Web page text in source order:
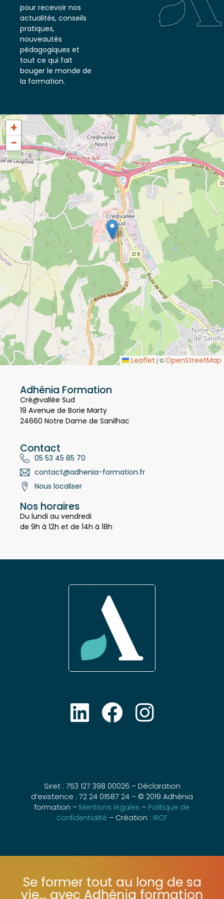
notre newsletter
pour recevoir nos
actualités, conseils
pratiques,
nouveautés
pédagogiques et
tout ce qui fait
bouger le monde de
+
−
Adhénia Formation
Cré@vallée Sud
19 Avenue de Borie Marty
Contact
05 53 45 85 70
contact@adhenia-formation.fr
Nos horaires
Du lundi au vendredi
Siret : 753 127 398 00026 – Déclaration
d’existence : 72 24 01587 24 – © 2019 Adhénia
formation –Mentions légales– Politique de
Se former tout au long de sa